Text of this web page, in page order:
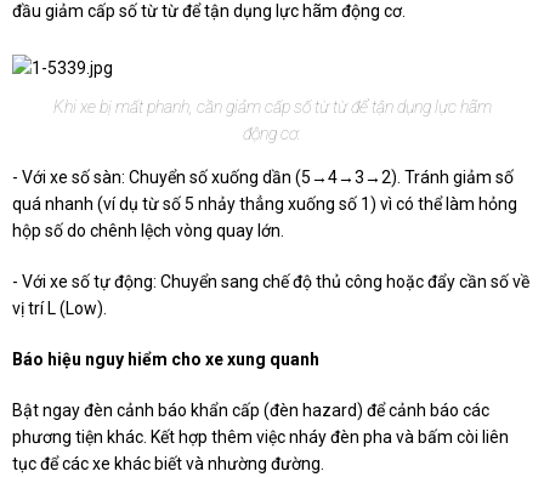
đầu giảm cấp số từ từ để tận dụng lực hãm động cơ.
Khi xe bị mất phanh, cần giảm cấp số từ từ để tận dụng lực hãm
động cơ.
- Với xe số sàn: Chuyển số xuống dần (5→4→3→2). Tránh giảm số
quá nhanh (ví dụ từ số 5 nhảy thẳng xuống số 1) vì có thể làm hỏng
hộp số do chênh lệch vòng quay lớn.
- Với xe số tự động: Chuyển sang chế độ thủ công hoặc đẩy cần số về
vị trí L (Low).
Báo hiệu nguy hiểm cho xe xung quanh
Bật ngay đèn cảnh báo khẩn cấp (đèn hazard) để cảnh báo các
phương tiện khác. Kết hợp thêm việc nháy đèn pha và bấm còi liên
tục để các xe khác biết và nhường đường.